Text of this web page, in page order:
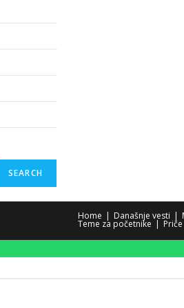
SEARCH
Home Današnje vesti
Teme za početnike